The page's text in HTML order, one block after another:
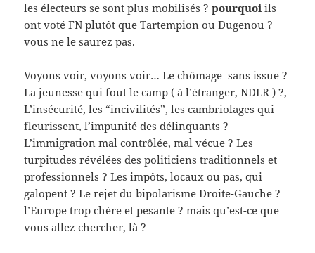
les électeurs se sont plus mobilisés ?pourquoiils
ont voté FN plutôt que Tartempion ou Dugenou ?
vous ne le saurez pas.
Voyons voir, voyons voir… Le chômage sans issue ?
La jeunesse qui fout le camp ( à l’étranger, NDLR ) ?,
L’insécurité, les “incivilités”, les cambriolages qui
fleurissent, l’impunité des délinquants ?
L’immigration mal contrôlée, mal vécue ? Les
turpitudes révélées des politiciens traditionnels et
professionnels ? Les impôts, locaux ou pas, qui
galopent ? Le rejet du bipolarisme Droite-Gauche ?
l’Europe trop chère et pesante ? mais qu’est-ce que
vous allez chercher, là ?